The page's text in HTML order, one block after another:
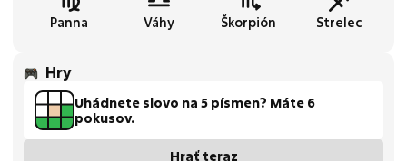
Panna Váhy Škorpión Strelec
Hry
Uhádnete slovo na 5 písmen? Máte 6
pokusov.
Hrať teraz